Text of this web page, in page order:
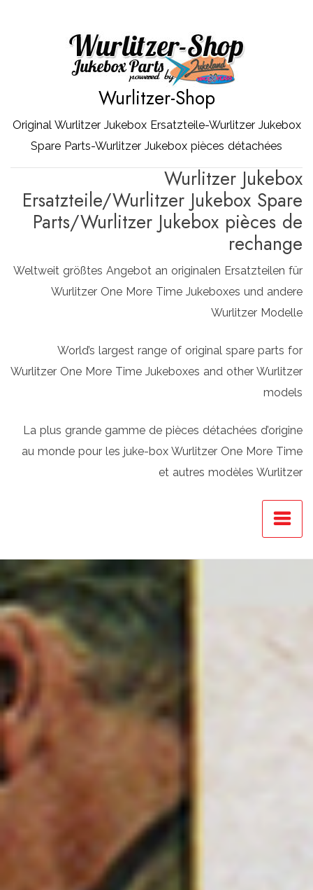
Wurlitzer-Shop
Original Wurlitzer Jukebox Ersatzteile-Wurlitzer Jukebox
Spare Parts-Wurlitzer Jukebox pièces détachées
Wurlitzer Jukebox
Ersatzteile/Wurlitzer Jukebox Spare
Parts/Wurlitzer Jukebox pièces de
rechange
Weltweit größtes Angebot an originalen Ersatzteilen für
Wurlitzer One More Time Jukeboxes und andere
Wurlitzer Modelle
World’s largest range of original spare parts for
Wurlitzer One More Time Jukeboxes and other Wurlitzer
models
La plus grande gamme de pièces détachées d’origine
au monde pour les juke-box Wurlitzer One More Time
et autres modèles Wurlitzer